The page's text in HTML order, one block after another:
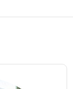
materiales
de
ley y su
civil patrimonial